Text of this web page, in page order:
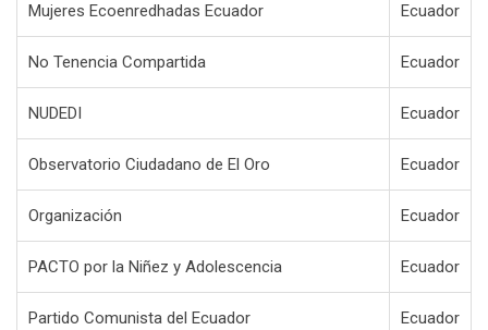
Mujeres Ecoenredhadas Ecuador Ecuador
No Tenencia Compartida Ecuador
NUDEDI Ecuador
Observatorio Ciudadano de El Oro Ecuador
Organización Ecuador
PACTO por la Niñez y Adolescencia Ecuador
Partido Comunista del Ecuador Ecuador